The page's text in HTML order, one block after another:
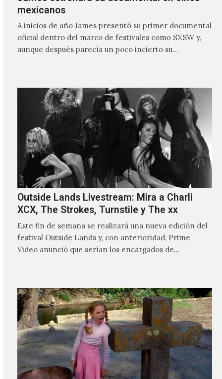
mexicanos
A inicios de año James presentó su primer documental
oficial dentro del marco de festivales como SXSW y,
aunque después parecía un poco incierto su…
Outside Lands Livestream: Mira a Charli
XCX, The Strokes, Turnstile y The xx
Este fin de semana se realizará una nueva edición del
festival Outside Lands y, con anterioridad, Prime
Video anunció que serían los encargados de